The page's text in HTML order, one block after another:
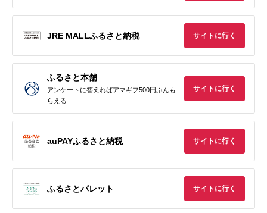
JRE MALLふるさと納税 サイトに行く
ふるさと本舗
アンケートに答えればアマギフ500円ぶんも
らえる
サイトに行く
auPAYふるさと納税 サイトに行く
ふるさとパレット サイトに行く